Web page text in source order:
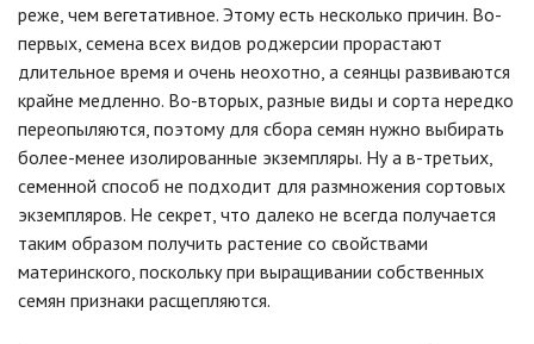
реже, чем вегетативное. Этому есть несколько причин. Во-
первых, семена всех видов роджерсии прорастают
длительное время и очень неохотно, а сеянцы развиваются
крайне медленно. Во-вторых, разные виды и сорта нередко
переопыляются, поэтому для сбора семян нужно выбирать
более-менее изолированные экземпляры. Ну а в-третьих,
семенной способ не подходит для размножения сортовых
экземпляров. Не секрет, что далеко не всегда получается
таким образом получить растение со свойствами
материнского, поскольку при выращивании собственных
семян признаки расщепляются.